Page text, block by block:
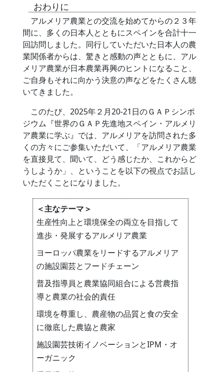
おわりに
アルメリア農業との交流を始めてからの２３年
間に、多くの日本人とともにスペインを合計十一
回訪問しました。同行していただいた日本人の農
業関係者からは、驚きと感動の声とともに、アル
メリア農業が日本農業再興のヒントになること、
ご自身もそれに向かう決意の声などをたくさん聴
いてきました。
このたび、2025年２月20-21日のＧＡＰシンポ
ジウム『世界のＧＡＰ先進地スペイン・アルメリ
ア農業に学ぶ』では、アルメリアを訪問された多
くの方々にご参集いただいて、「アルメリア農業
を直接見て、聞いて、どう感じたか、これからど
うしようか」、ということを以下の視点でお話し
いただくことになりました。
＜主なテーマ＞
生産性向上と環境保全の両立を目指して
進歩・発展するアルメリア農業
ヨーロッパ農業をリードするアルメリア
の施設園芸とフードチェーン
普及指導員と農業協同組合による営農指
導と農業の社会的責任
環境を尊重し、農産物の品質と食の安全
に徹底した農協と農家
施設園芸技術イノベーションとIPM・オ
ーガニック